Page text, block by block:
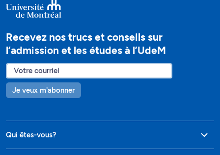
Recevez nos trucs et conseils sur
l’admission et les études à l’UdeM
Je veux m'abonner
Qui êtes-vous?